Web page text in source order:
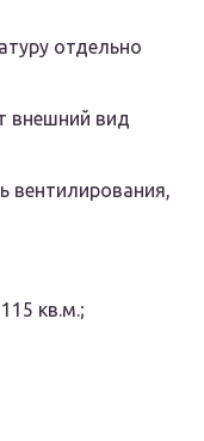
отдельно
внешний вид
вентилирования,
кв.м.;